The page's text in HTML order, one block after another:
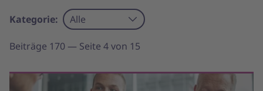
Kategorie: Alle
Beiträge 170 — Seite 4 von 15